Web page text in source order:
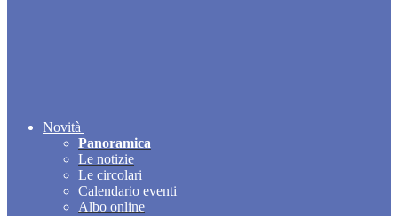
Novità
Panoramica
Le notizie
Le circolari
Calendario eventi
Albo online